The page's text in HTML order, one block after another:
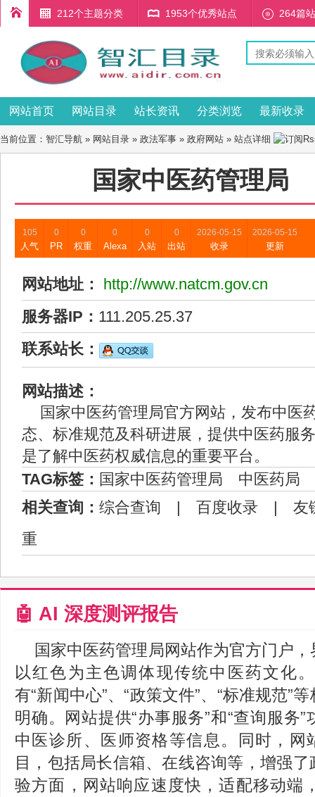
212个主题分类 1953个优秀站点 264篇
网站首页 网站目录 站长资讯 分类浏览 最新收录
当前位置： 智汇导航 » 网站目录 » 政法军事 » 政府网站 » 站点详细
国家中医药管理局
105
人气
0
PR
0
权重
0
Alexa
0
入站
0
出站
2026-05-15
收录
2026-05-15
更新
网站地址：
http://www.natcm.gov.cn
服务器IP： 111.205.25.37
联系站长：
网站描述：
国家中医药管理局官方网站，发布中医
态、标准规范及科研进展，提供中医药服
是了解中医药权威信息的重要平台。
TAG标签： 国家中医药管理局
中医药局
相关查询： 综合查询 | 百度收录 | 友
重
🤖 AI 深度测评报告
国家中医药管理局网站作为官方门户
以红色为主色调体现传统中医药文化
有“新闻中心”、“政策文件”、“标准规范”
明确。网站提供“办事服务”和“查询服务
中医诊所、医师资格等信息。同时，网
目，包括局长信箱、在线咨询等，增强
验方面，网站响应速度快，适配移动端